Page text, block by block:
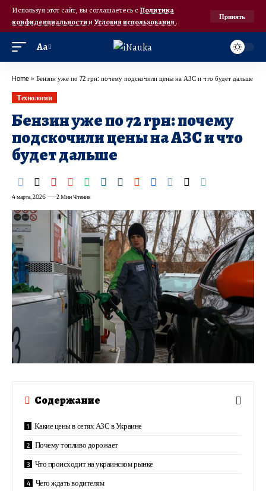
Используя этот сайт, вы соглашаетесь с Политика
конфиденциальностииУсловия использования.
Принять
Аа
Home » Бензин уже по 72 грн: почему подскочили цены на АЗС и что будет дальше
Технологии
Бензин уже по 72 грн: почему
подскочили цены на АЗС и что
будет дальше
4 марта, 2026 2 Мин Чтения
Содержание
Какие цены в сетях АЗС в Украине
Почему топливо дорожает
Что происходит на украинском рынке
Чего ждать водителям